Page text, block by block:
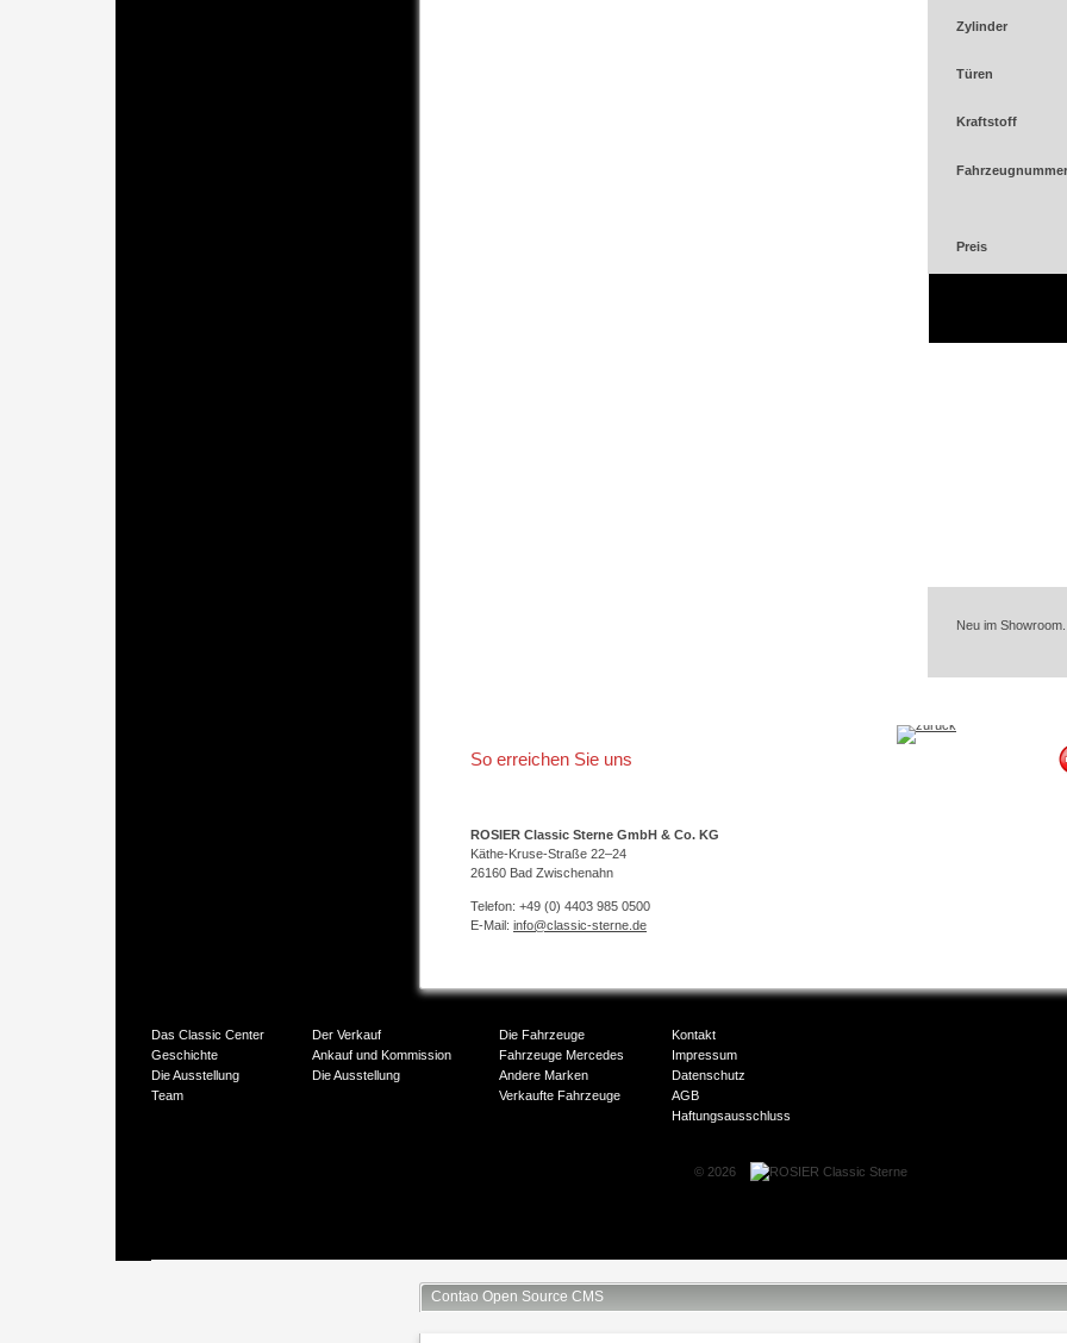
Zylinder
Türen
Kraftstoff
Fahrzeugnummer
Preis
Neu im
So erreichen Sie uns
ROSIER Classic Sterne GmbH & Co. KG
Käthe-Kruse-Straße 22–24
26160 Bad Zwischenahn
Telefon: +49 (0) 4403 985 0500
E-Mail: info@classic-sterne.de
Das Classic Center
Geschichte
Die Ausstellung
Team
Der Verkauf
Ankauf und Kommission
Die Ausstellung
Die Fahrzeuge
Fahrzeuge Mercedes
Andere Marken
Verkaufte Fahrzeuge
Kontakt
Impressum
Datenschutz
AGB
Haftungsausschluss
© 2026
Contao Open Source CMS